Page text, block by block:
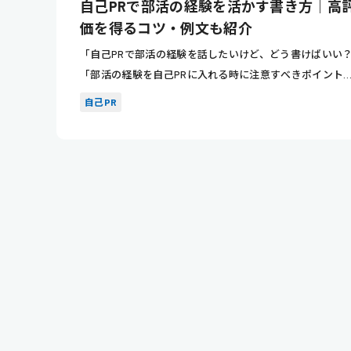
自己PRで部活の経験を活かす書き方｜高
価を得るコツ・例文も紹介
「自己PRで部活の経験を話したいけど、どう書けばいい
「部活の経験を自己PRに入れる時に注意すべきポイント
自己PR